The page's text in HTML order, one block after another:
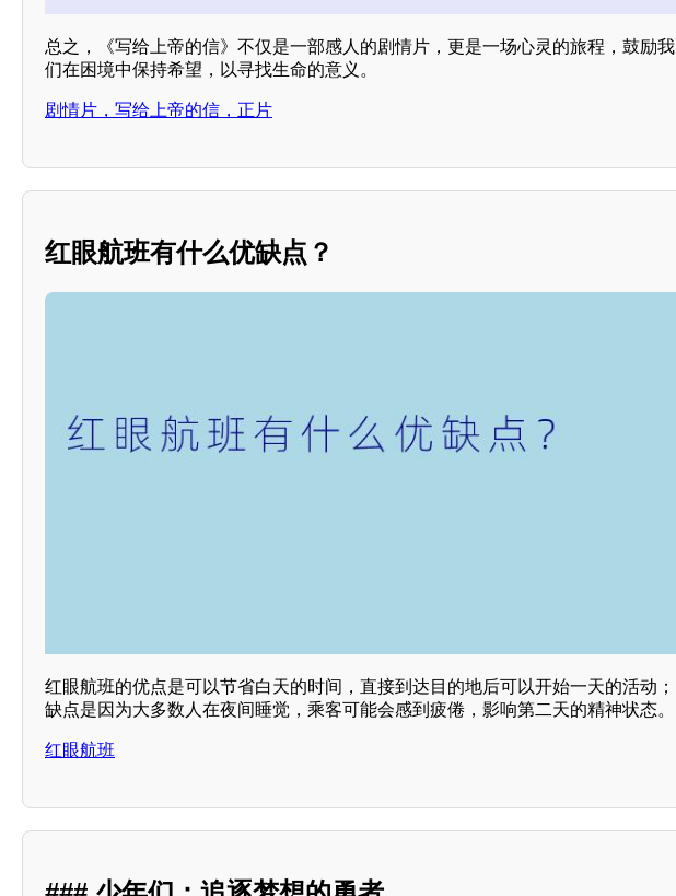
总之，《写给上帝的信》不仅是一部感人的剧情片，更是一场心灵的旅程，鼓励我
们在困境中保持希望，以寻找生命的意义。
剧情片，写给上帝的信，正片
红眼航班有什么优缺点？
红眼航班的优点是可以节省白天的时间，直接到达目的地后可以开始一天的活动；
缺点是因为大多数人在夜间睡觉，乘客可能会感到疲倦，影响第二天的精神状态。
红眼航班